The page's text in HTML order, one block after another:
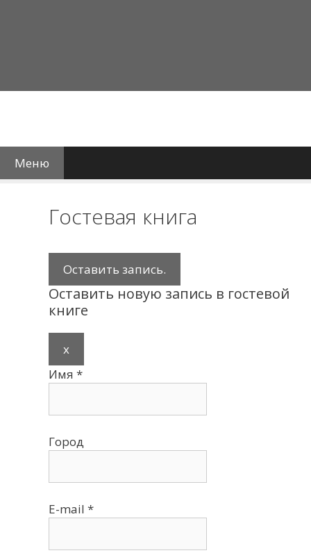
Меню
Гостевая книга
Оставить новую запись в гостевой
книге
x
эту
форму.
Имя *
Город
E-mail *